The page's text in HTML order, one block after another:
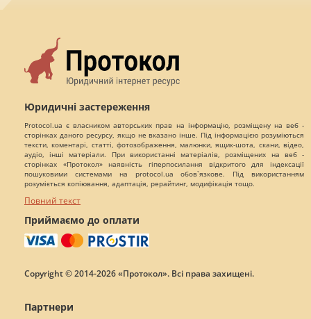
Юридичні застереження
Protocol.ua є власником авторських прав на інформацію, розміщену на веб -
сторінках даного ресурсу, якщо не вказано інше. Під інформацією розуміються
тексти, коментарі, статті, фотозображення, малюнки, ящик-шота, скани, відео,
аудіо, інші матеріали. При використанні матеріалів, розміщених на веб -
сторінках «Протокол» наявність гіперпосилання відкритого для індексації
пошуковими системами на protocol.ua обов`язкове. Під використанням
розуміється копіювання, адаптація, рерайтинг, модифікація тощо.
Повний текст
Приймаємо до оплати
Copyright © 2014-2026 «Протокол». Всі права захищені.
Партнери